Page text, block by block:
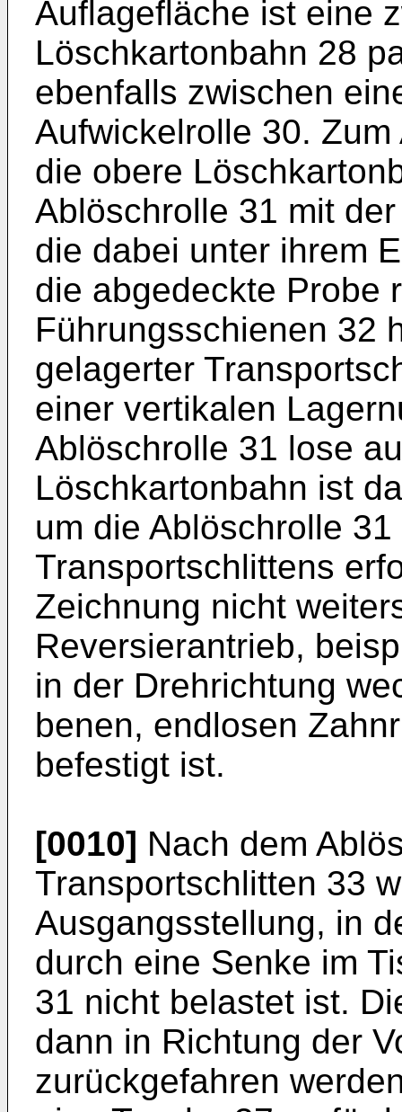
Auflagefläche ist eine
Löschkartonbahn 28
ebenfalls zwischen
Aufwickelrolle 30.
die obere
Ablöschrolle 31 mit
die dabei unter ihrem
die abgedeckte Probe
Führungsschienen 32
gelagerter
einer ver­tikalen
Ablöschrolle 31 lose
Löschkartonbahn ist
um die Ablöschrolle
Transportschlittens
Zeichnung nicht
Reversierantrieb,
in der Drehrichtung
benen, endlosen
befestigt ist.
[0010] Nach dem
Transportschlitten 33
Ausgangsstellung, in
durch eine Senke im
31 nicht belastet ist.
dann in Richtung der
zurückgefahren